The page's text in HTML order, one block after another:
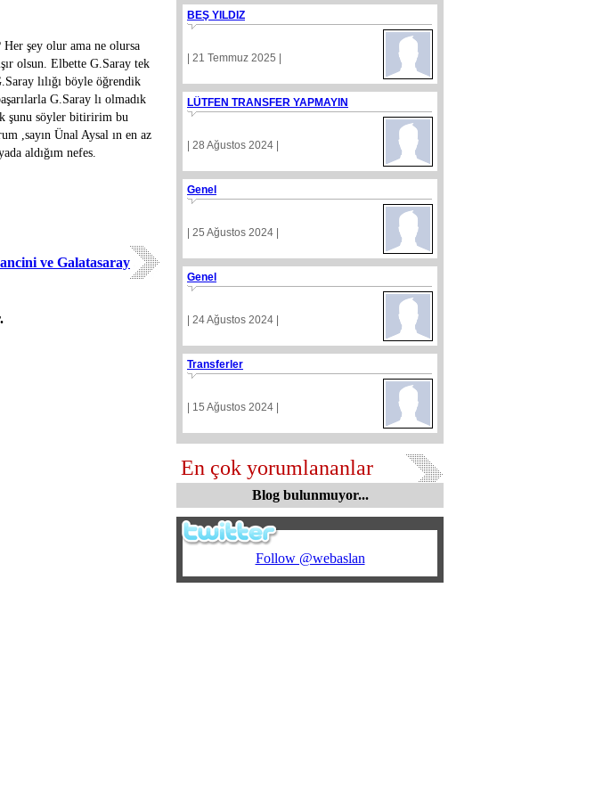
şey olur ama ne olursa
olsun. Elbette G.Saray tek
lılığı böyle öğrendik
G.Saray lı olmadık
şunu söyler bitiririm bu
,sayın Ünal Aysal ın en az
aldığım nefes.
ve Galatasaray
BEŞ YILDIZ
| 21 Temmuz 2025 |
LÜTFEN TRANSFER YAPMAYIN
| 28 Ağustos 2024 |
Genel
| 25 Ağustos 2024 |
Genel
| 24 Ağustos 2024 |
Transferler
| 15 Ağustos 2024 |
En çok yorumlananlar
Blog bulunmuyor...
Follow @webaslan